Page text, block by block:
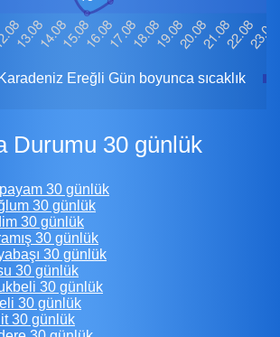
Karadeniz Ereğli Gün boyunca sıcaklık
Durumu 30 günlük
30 günlük
30 günlük
30 günlük
30 günlük
30 günlük
30 günlük
30 günlük
30 günlük
30 günlük